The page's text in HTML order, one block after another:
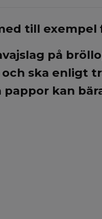
till exempel
på
ska enligt
kan